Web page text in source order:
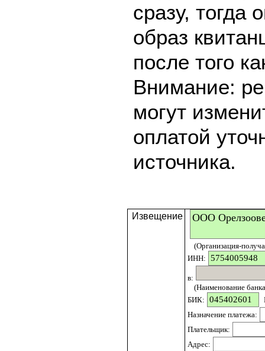
сразу, тогда
образ
после того
Внимание:
могут
оплатой
источника.
Извещение
(Организация-
ИНН:
в:
(Наименование банка
БИК:
Назначение платежа:
Плательщик:
Адрес: